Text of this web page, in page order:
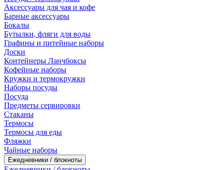
Аксессуары для чая и кофе
Барные аксессуары
Бокалы
Бутылки, фляги для воды
Графины и питейные наборы
Доски
Контейнеры Ланчбоксы
Кофейные наборы
Кружки и термокружки
Наборы посуды
Посуда
Предметы сервировки
Стаканы
Термосы
Термосы для еды
Фляжки
Чайные наборы
Ежедневники / блокноты